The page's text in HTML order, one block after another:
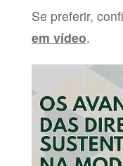
Se preferir,
em vídeo.